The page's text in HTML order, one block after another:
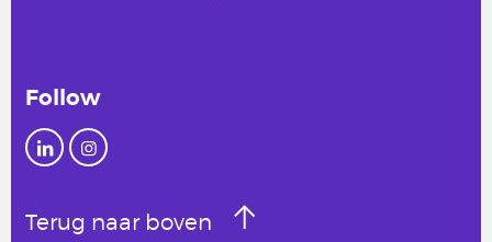
Follow
Terug naar boven